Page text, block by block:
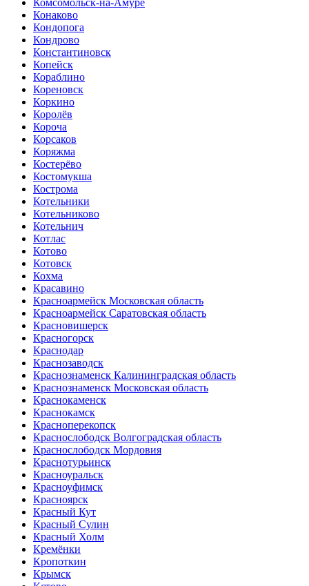
Комсомольск-на-Амуре
Конаково
Кондопога
Кондрово
Константиновск
Копейск
Кораблино
Кореновск
Коркино
Королёв
Короча
Корсаков
Коряжма
Костерёво
Костомукша
Кострома
Котельники
Котельниково
Котельнич
Котлас
Котово
Котовск
Кохма
Красавино
Красноармейск Московская область
Красноармейск Саратовская область
Красновишерск
Красногорск
Краснодар
Краснозаводск
Краснознаменск Калининградская область
Краснознаменск Московская область
Краснокаменск
Краснокамск
Красноперекопск
Краснослободск Волгоградская область
Краснослободск Мордовия
Краснотурьинск
Красноуральск
Красноуфимск
Красноярск
Красный Кут
Красный Сулин
Красный Холм
Кремёнки
Кропоткин
Крымск